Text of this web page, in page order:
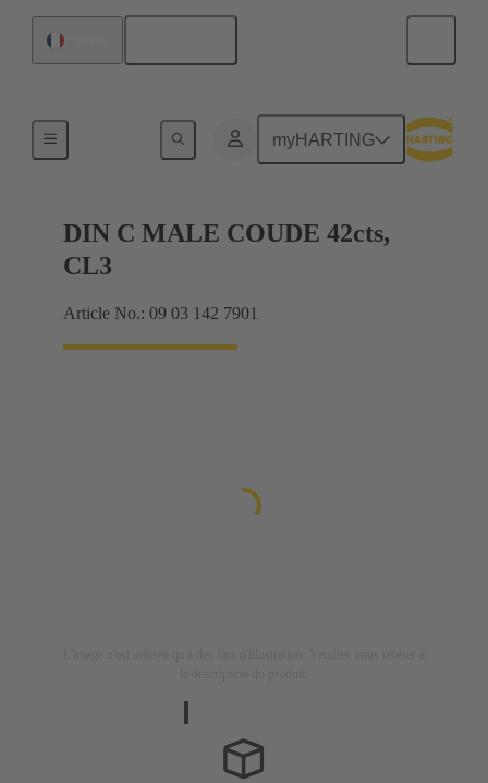
myHARTING
Raccordement carte mère à carte fille
DIN C MALE COUDE 42cts,
CL3
Article No.: 09 03 142 7901